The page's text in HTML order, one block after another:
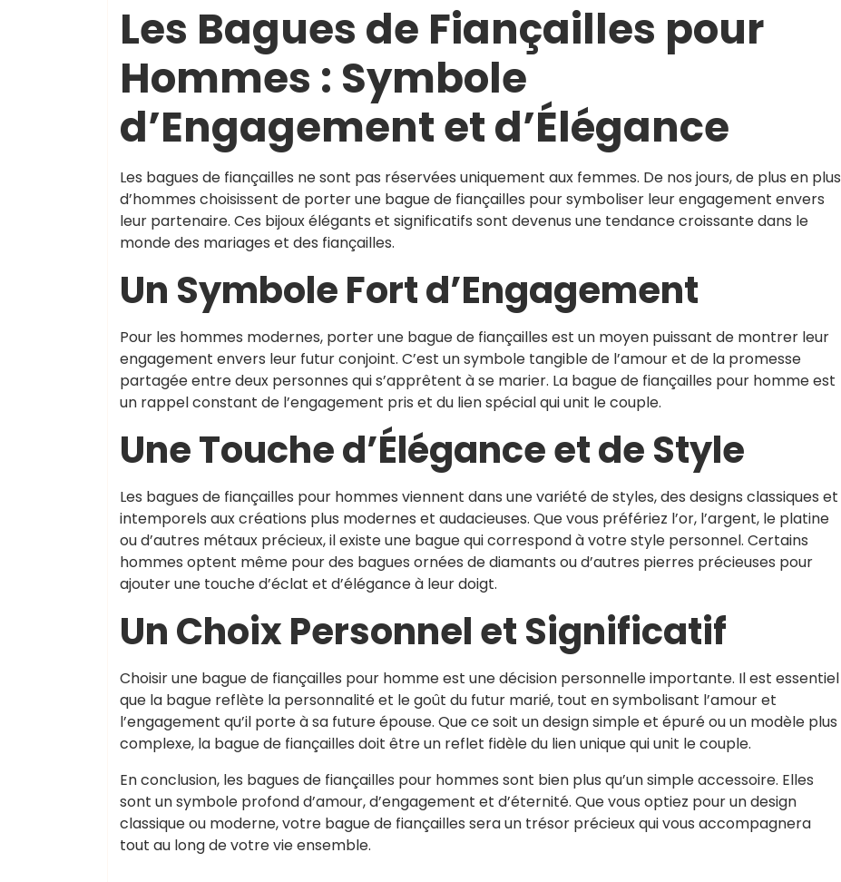
Les Bagues de Fiançailles pour
Hommes : Symbole
d’Engagement et d’Élégance
Les bagues de fiançailles ne sont pas réservées uniquement aux femmes. De nos jours, de plus en plus
d’hommes choisissent de porter une bague de fiançailles pour symboliser leur engagement envers
leur partenaire. Ces bijoux élégants et significatifs sont devenus une tendance croissante dans le
monde des mariages et des fiançailles.
Un Symbole Fort d’Engagement
Pour les hommes modernes, porter une bague de fiançailles est un moyen puissant de montrer leur
engagement envers leur futur conjoint. C’est un symbole tangible de l’amour et de la promesse
partagée entre deux personnes qui s’apprêtent à se marier. La bague de fiançailles pour homme est
un rappel constant de l’engagement pris et du lien spécial qui unit le couple.
Une Touche d’Élégance et de Style
Les bagues de fiançailles pour hommes viennent dans une variété de styles, des designs classiques et
intemporels aux créations plus modernes et audacieuses. Que vous préfériez l’or, l’argent, le platine
ou d’autres métaux précieux, il existe une bague qui correspond à votre style personnel. Certains
hommes optent même pour des bagues ornées de diamants ou d’autres pierres précieuses pour
ajouter une touche d’éclat et d’élégance à leur doigt.
Un Choix Personnel et Significatif
Choisir une bague de fiançailles pour homme est une décision personnelle importante. Il est essentiel
que la bague reflète la personnalité et le goût du futur marié, tout en symbolisant l’amour et
l’engagement qu’il porte à sa future épouse. Que ce soit un design simple et épuré ou un modèle plus
complexe, la bague de fiançailles doit être un reflet fidèle du lien unique qui unit le couple.
En conclusion, les bagues de fiançailles pour hommes sont bien plus qu’un simple accessoire. Elles
sont un symbole profond d’amour, d’engagement et d’éternité. Que vous optiez pour un design
classique ou moderne, votre bague de fiançailles sera un trésor précieux qui vous accompagnera
tout au long de votre vie ensemble.